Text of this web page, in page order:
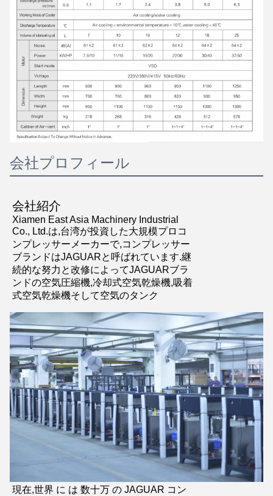
メッセージ
折り返しご連絡いたします！
送信
会社プロフィール
会社紹介
Xiamen East Asia Machinery Industrial
Co., Ltd.は,台湾が投資した大規模プロコ
ンプレッサーメーカーで,コンプレッサー
ブランドはJAGUARと呼ばれています.継
続的な努力と改修によってJAGUARブラ
ンドの空気圧縮機,冷却式空気乾燥機,吸着
式空気乾燥機そして空気のタンク
現在,世界 に は 数十万 の JAGUAR コン